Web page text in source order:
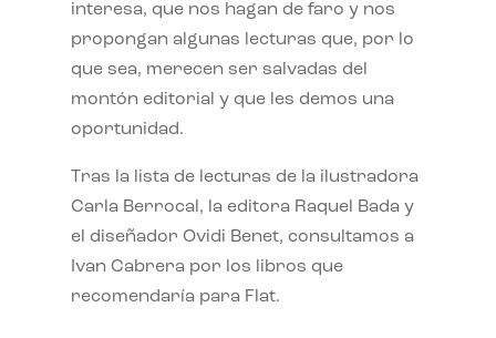
interesa, que nos hagan de faro y nos
propongan algunas lecturas que, por lo
que sea, merecen ser salvadas del
montón editorial y que les demos una
oportunidad.
Tras la lista de lecturas de la ilustradora
Carla Berrocal, la editora Raquel Bada y
el diseñador Ovidi Benet, consultamos a
Ivan Cabrera por los libros que
recomendaría para Flat.